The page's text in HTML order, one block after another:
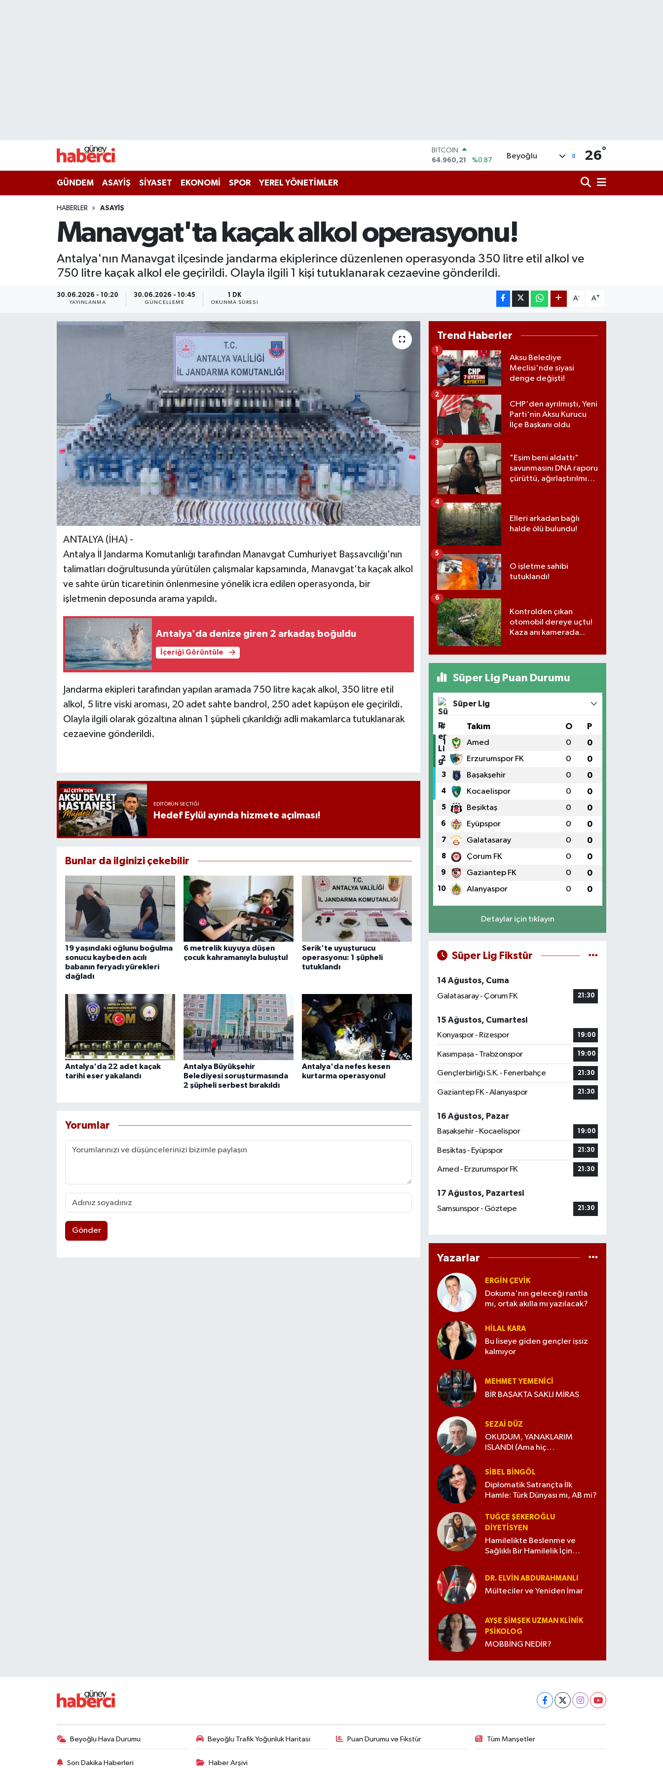
DOLAR
47,7436
%0.18
EURO
BİST100
13.779
%-14
Beyoğlu 26°
GÜNDEM ASAYİŞ SİYASET EKONOMİ SPOR YEREL YÖNETİMLER
HABERLER ASAYİŞ
Manavgat'ta kaçak alkol operasyonu!
Antalya'nın Manavgat ilçesinde jandarma ekiplerince düzenlenen operasyonda 350 litre etil alkol ve
750 litre kaçak alkol ele geçirildi. Olayla ilgili 1 kişi tutuklanarak cezaevine gönderildi.
30.06.2026 - 10:20
YAYINLANMA
30.06.2026 - 10:45
GÜNCELLEME
1 DK
OKUNMA SÜRESI
A- A+
ANTALYA (İHA) -
Antalya İl Jandarma Komutanlığı tarafından Manavgat Cumhuriyet Başsavcılığı'nın
talimatları doğrultusunda yürütülen çalışmalar kapsamında, Manavgat'ta kaçak alkol
ve sahte ürün ticaretinin önlenmesine yönelik icra edilen operasyonda, bir
işletmenin deposunda arama yapıldı.
Antalya'da denize giren 2 arkadaş boğuldu
İçeriği Görüntüle
Jandarma ekipleri tarafından yapılan aramada 750 litre kaçak alkol, 350 litre etil
alkol, 5 litre viski aroması, 20 adet sahte bandrol, 250 adet kapüşon ele geçirildi.
Olayla ilgili olarak gözaltına alınan 1 şüpheli çıkarıldığı adli makamlarca tutuklanarak
cezaevine gönderildi.
EDITÖRÜN SEÇTIĞI
Hedef Eylül ayında hizmete açılması!
Bunlar da ilginizi çekebilir
19 yaşındaki oğlunu boğulma
sonucu kaybeden acılı
babanın feryadı yürekleri
dağladı
6 metrelik kuyuya düşen
çocuk kahramanıyla buluştu!
Serik'te uyuşturucu
operasyonu: 1 şüpheli
tutuklandı
Antalya'da 22 adet kaçak
tarihi eser yakalandı
Antalya Büyükşehir
Belediyesi soruşturmasında
2 şüpheli serbest bırakıldı
Antalya'da nefes kesen
kurtarma operasyonu!
Yorumlar
Gönder
Trend Haberler
Aksu Belediye
Meclisi'nde siyasi
denge değişti!
CHP'den ayrılmıştı, Yeni
Parti'nin Aksu Kurucu
İlçe Başkanı oldu
2
"Eşim beni aldattı"
savunmasını DNA raporu
çürüttü, ağırlaştırılmış
3
Elleri arkadan bağlı
halde ölü bulundu!
4
O işletme sahibi
tutuklandı!
5
Kontrolden çıkan
otomobil dereye uçtu!
Kaza anı kamerada...
6
Süper Lig Puan Durumu
Süper Lig
# Takım O P
1 Amed 0 0
2 Erzurumspor FK 0 0
3 Başakşehir 0 0
4 Kocaelispor 0 0
5 Beşiktaş 0 0
6 Eyüpspor 0 0
7 Galatasaray 0 0
8 Çorum FK 0 0
9 Gaziantep FK 0 0
10 Alanyaspor 0 0
Detaylar için tıklayın
Süper Lig Fikstür
14 Ağustos, Cuma
Galatasaray - Çorum FK
21:30
15 Ağustos, Cumartesi
Konyaspor - Rizespor
19:00
Kasımpaşa - Trabzonspor 19:00
Gençlerbirliği S.K. - Fenerbahçe 21:30
Gaziantep FK - Alanyaspor 21:30
16 Ağustos, Pazar
Başakşehir - Kocaelispor
19:00
Beşiktaş - Eyüpspor 21:30
Amed - Erzurumspor FK 21:30
17 Ağustos, Pazartesi
Samsunspor - Göztepe
21:30
Yazarlar
ERGIN ÇEVİK
Dokuma'nın geleceği rantla
mı, ortak akılla mı yazılacak?
HILAL KARA
Bu liseye giden gençler işsiz
kalmıyor
MEHMET YEMENICI
BİR BAŞAKTA SAKLI MİRAS
SEZAI DÜZ
OKUDUM, YANAKLARIM
ISLANDI (Ama hiç
SIBEL BINGÖL
Diplomatik Satrançta İlk
Hamle: Türk Dünyası mı, AB mi?
TUĞÇE ŞEKEROĞLU
DIYETISYEN
Hamilelikte Beslenme ve
Sağlıklı Bir Hamilelik İçin
DR. ELVIN ABDURAHMANLI
Mülteciler ve Yeniden İmar
AYŞE ŞIMŞEK UZMAN KLINIK
PSIKOLOG
MOBBİNG NEDİR?
Beyoğlu Hava Durumu Beyoğlu Trafik Yoğunluk Haritası Puan Durumu ve Fikstür Tüm Manşetler
Son Dakika Haberleri Haber Arşivi
Haber Arşivi